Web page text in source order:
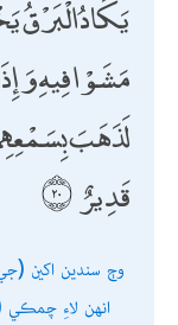
يَكَادُ الْبَرْقُ
مَشَوْا فِيهِ
لَذَهَبَ
قَدِيرٌ
وڄ سندين اکين
انھن لاءِ